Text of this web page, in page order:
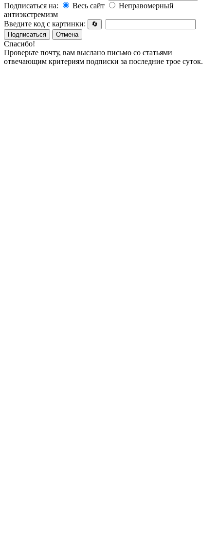
Подписаться на:
Весь сайт
Неправомерный
антиэкстремизм
Введите код с картинки:
🔄
Подписаться
Отмена
Спасибо!
Проверьте почту, вам выслано письмо со статьями
отвечающим критериям подписки за последние трое суток.